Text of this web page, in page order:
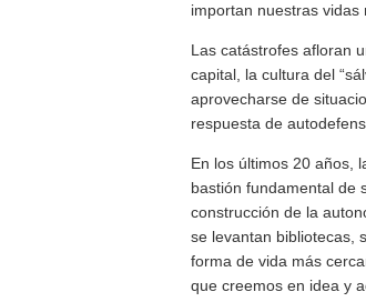
importan nuestras
Las catástrofes afloran
capital, la cultura del
aprovecharse de
respuesta de
En los últimos 20 años,
bastión fundamental de
construcción de la
se levantan bibliotecas,
forma de vida más
que creemos en idea y